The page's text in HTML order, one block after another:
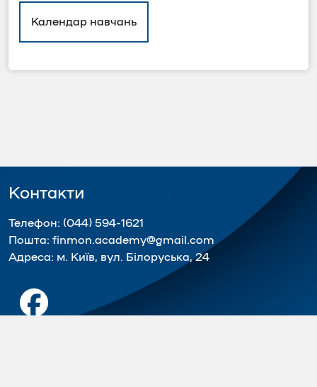
Календар навчань
Контакти
Телефон: (044) 594-1621
Пошта: finmon.academy@gmail.com
Адреса: м. Київ, вул. Білоруська, 24